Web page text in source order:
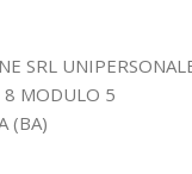
SRL
MODULO 5
(BA)